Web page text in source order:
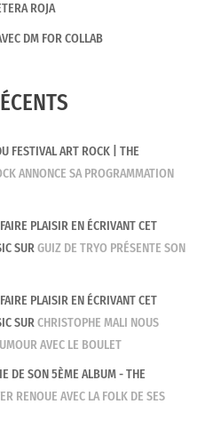
ROJA
DM FOR COLLAB
FESTIVAL ART ROCK | THE
ANNONCE SA PROGRAMMATION
PLAISIR EN ÉCRIVANT CET
SURGUIZ DE TRYO PRÉSENTE SON
PLAISIR EN ÉCRIVANT CET
SURCHRISTOPHE MALI NOUS
AVEC LE BOULET
DE SON 5ÈME ALBUM - THE
RENOUE AVEC LA FOLK DE SES